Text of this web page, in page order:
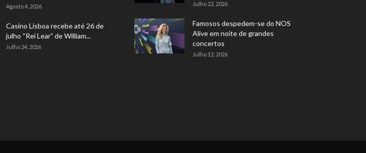
Agosto 4, 2026
Casino Lisboa recebe até 26 de
julho “Rei Lear” de William...
Julho 24, 2026
Julho 22, 2026
Famosos despedem-se do NOS
Alive em noite de grandes
concertos
Julho 12, 2026